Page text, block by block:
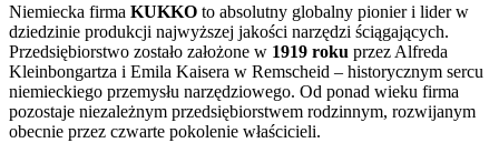
Niemiecka firma KUKKO to absolutny globalny pionier i lider w
dziedzinie produkcji najwyższej jakości narzędzi ściągających.
Przedsiębiorstwo zostało założone w 1919 roku przez Alfreda
Kleinbongartza i Emila Kaisera w Remscheid – historycznym sercu
niemieckiego przemysłu narzędziowego. Od ponad wieku firma
pozostaje niezależnym przedsiębiorstwem rodzinnym, rozwijanym
obecnie przez czwarte pokolenie właścicieli.